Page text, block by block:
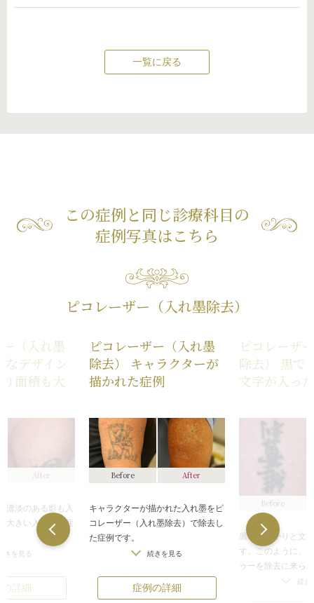
一覧に戻る
この症例と同じ診療科目の
症例写真はこちら
ピコレーザー（入れ墨除去）
（入れ墨
デザイン
面積も大
After
濃淡のある影も入
大きい入れ墨の症
苦手としていた薄
面積が対象になる
担が少ないピコレ
きを見る
詳細
ピコレーザー（入れ墨
除去） キャラクターが
描かれた症例
Before After
キャラクターが描かれた入れ墨をピ
コレーザー（入れ墨除去）で除去し
た症例です。
黒一色であればレーザーで効果が出
緑のカラーも使われていました。
Afterの写真の通り、レーザーを照射
続きを見る
症例の詳細
ピコレーザ
除去） 黒で
文字が入っ
Before
黒でしっかりと文
す。このように、
ゥーを除去に来ら
っしゃいます。
続き